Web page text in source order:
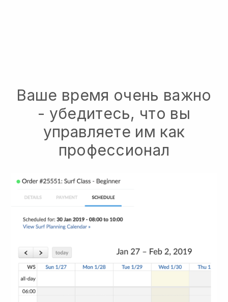
Ваше время очень важно
- убедитесь, что вы
управляете им как
профессионал